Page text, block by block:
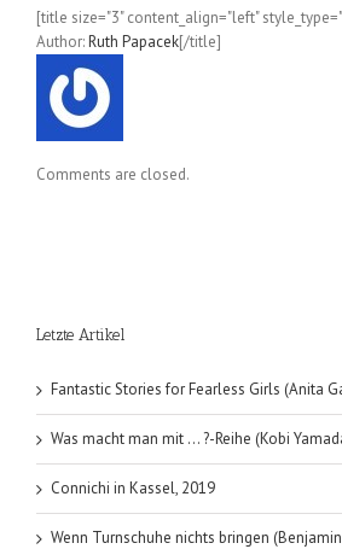
[title size="3" content_align="left"
Author:Ruth Papacek[/title]
Comments are closed.
Letzte Artikel
Fantastic Stories for Fearless Girls (Anita
Was macht man mit … ?-Reihe (Kobi
Connichi in Kassel, 2019
Wenn Turnschuhe nichts bringen